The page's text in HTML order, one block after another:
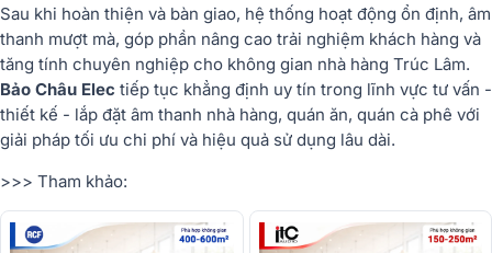
Sau khi hoàn thiện và bàn giao, hệ thống hoạt động ổn định, âm
thanh mượt mà, góp phần nâng cao trải nghiệm khách hàng và
tăng tính chuyên nghiệp cho không gian nhà hàng Trúc Lâm.
Bảo Châu Elec tiếp tục khẳng định uy tín trong lĩnh vực tư vấn -
thiết kế - lắp đặt âm thanh nhà hàng, quán ăn, quán cà phê với
giải pháp tối ưu chi phí và hiệu quả sử dụng lâu dài.
>>> Tham khảo: